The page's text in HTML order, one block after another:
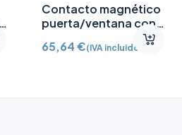
Contacto magnético
puerta/ventana con
Detector vibración e
inclinación AJ-
65,64€(IVA incluido)